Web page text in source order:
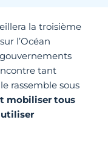
la troisième
l’Océan
tant
rassemble sous
mobiliser tous
utiliser